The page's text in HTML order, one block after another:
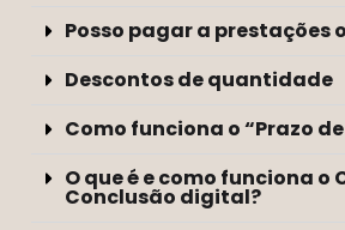
Posso pagar a prestações
Descontos de quantidade
Como funciona o “Prazo
O que é e como funciona
Conclusão digital?